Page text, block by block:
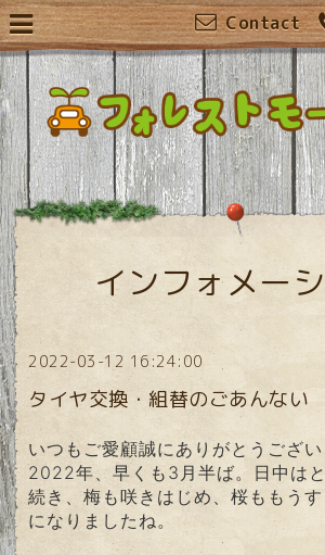
Contact
インフォメー
2022-03-12 16:24:00
タイヤ交換・組替のごあんない
いつもご愛顧誠にありがとうござい
2022年、早くも3月半ば。日中は
続き、梅も咲きはじめ、桜ももう
になりましたね。